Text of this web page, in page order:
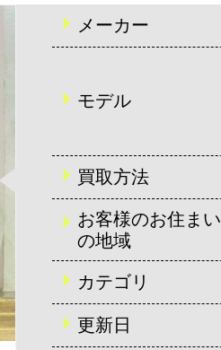
メーカー
モデル
買取方法
お客様のお住まい
の地域
カテゴリ
更新日